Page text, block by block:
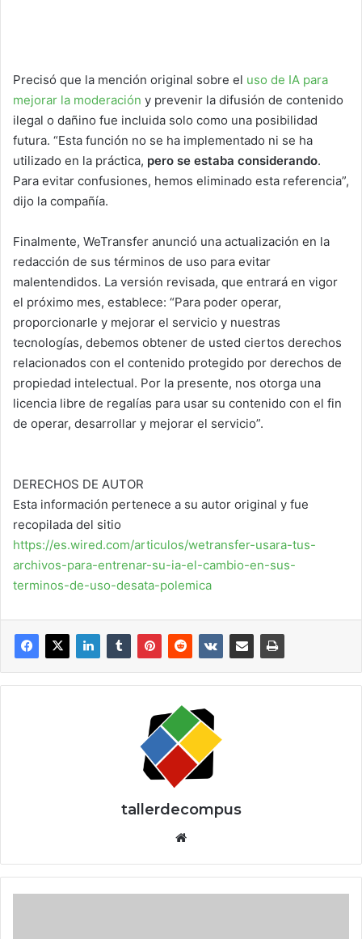
Precisó que la mención original sobre el uso de IA para
mejorar la moderación y prevenir la difusión de contenido
ilegal o dañino fue incluida solo como una posibilidad
futura. “Esta función no se ha implementado ni se ha
utilizado en la práctica, pero se estaba considerando.
Para evitar confusiones, hemos eliminado esta referencia”,
dijo la compañía.
Finalmente, WeTransfer anunció una actualización en la
redacción de sus términos de uso para evitar
malentendidos. La versión revisada, que entrará en vigor
el próximo mes, establece: “Para poder operar,
proporcionarle y mejorar el servicio y nuestras
tecnologías, debemos obtener de usted ciertos derechos
relacionados con el contenido protegido por derechos de
propiedad intelectual. Por la presente, nos otorga una
licencia libre de regalías para usar su contenido con el fin
de operar, desarrollar y mejorar el servicio”.
DERECHOS DE AUTOR
Esta información pertenece a su autor original y fue
recopilada del sitio
https://es.wired.com/articulos/wetransfer-usara-tus-
archivos-para-entrenar-su-ia-el-cambio-en-sus-
terminos-de-uso-desata-polemica
tallerdecompus
we
b